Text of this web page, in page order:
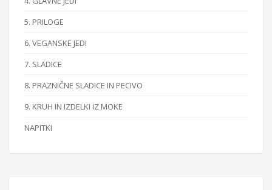
5. PRILOGE
6. VEGANSKE JEDI
7. SLADICE
8. PRAZNIČNE SLADICE IN PECIVO
9. KRUH IN IZDELKI IZ MOKE
NAPITKI